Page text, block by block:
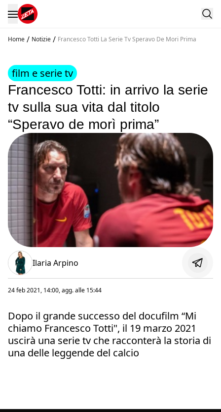
Home / Notizie / Francesco Totti La Serie Tv Speravo De Mori Prima
film e serie tv
Francesco Totti: in arrivo la serie
tv sulla sua vita dal titolo
“Speravo de morì prima”
Ilaria Arpino
24 feb 2021, 14:00, agg. alle 15:44
Dopo il grande successo del docufilm “Mi
chiamo Francesco Totti", il 19 marzo 2021
uscirà una serie tv che racconterà la storia di
una delle leggende del calcio